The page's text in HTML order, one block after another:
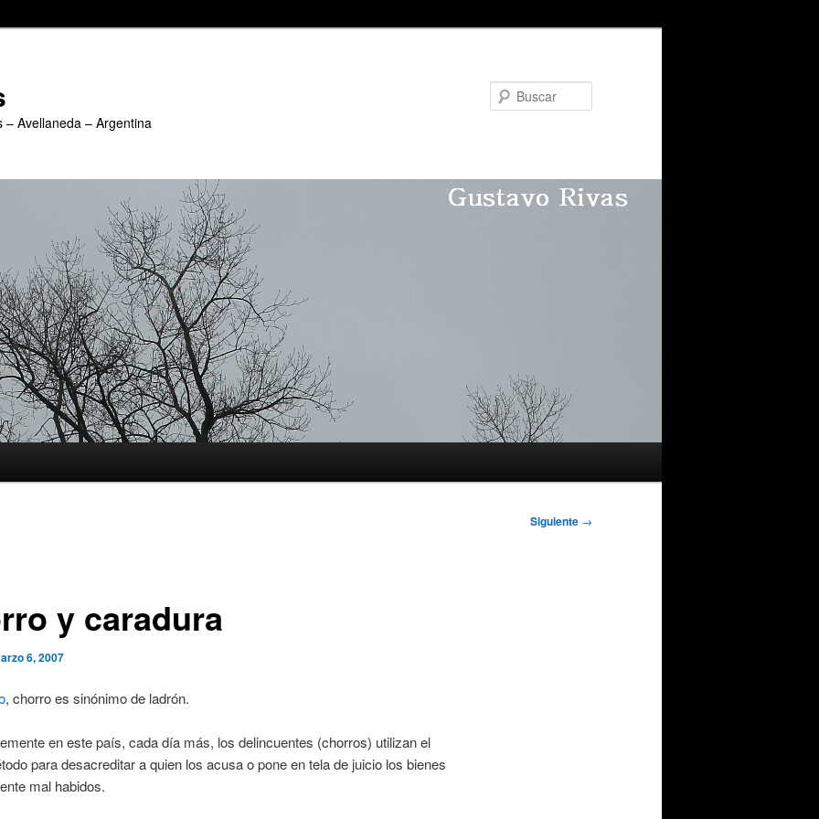
Avellaneda – Argentina
Siguiente →
y caradura
6, 2007
, chorro es sinónimo de ladrón.
en este país, cada día más, los delincuentes (chorros) utilizan el
para desacreditar a quien los acusa o pone en tela de juicio los bienes
mal habidos.